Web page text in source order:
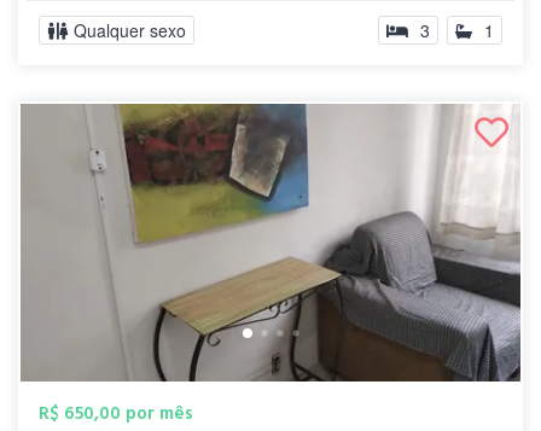
Qualquer sexo 3 1
R$ 650,00 por mês